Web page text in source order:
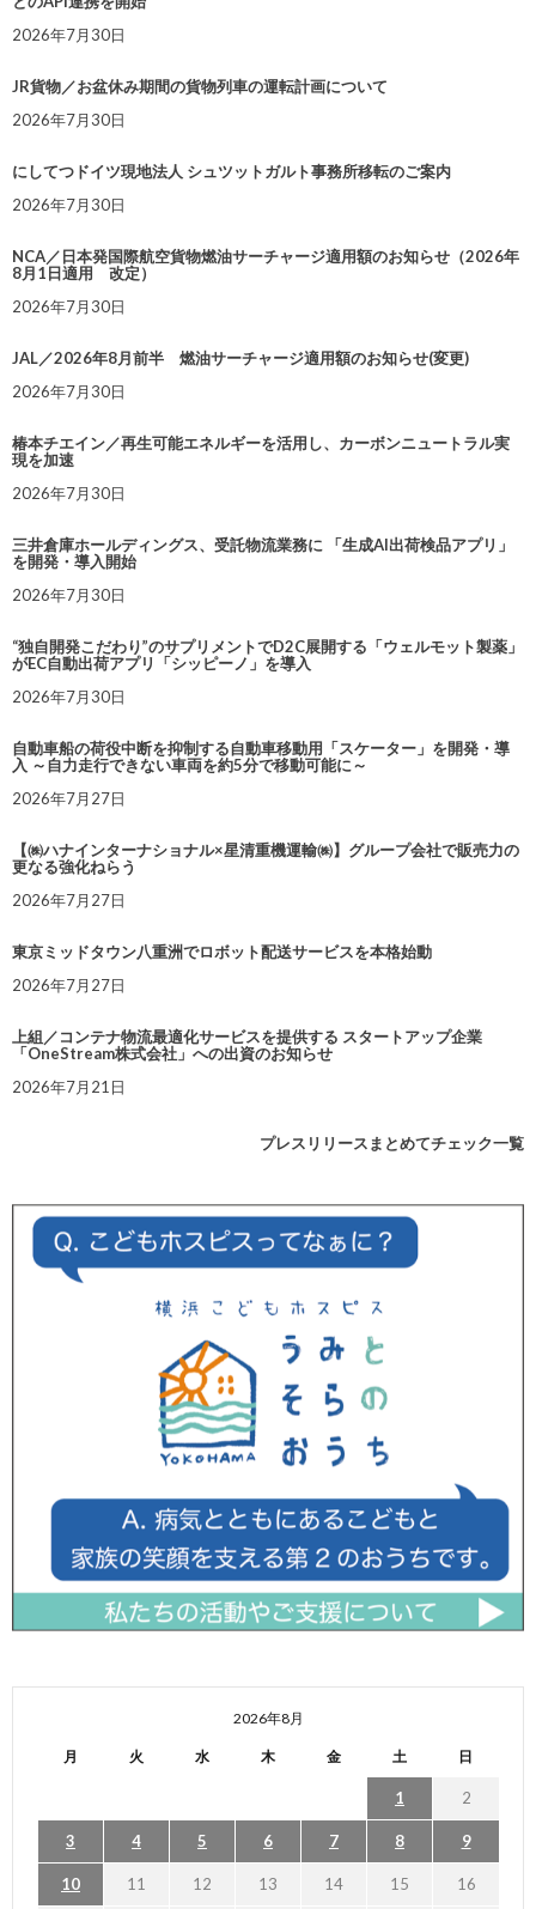
2026年7月30日
JR貨物／お盆休み期間の貨物列車の運転計画について
2026年7月30日
にしてつドイツ現地法人 シュツットガルト事務所移転のご案内
2026年7月30日
NCA／日本発国際航空貨物燃油サーチャージ適用額のお知らせ（2026年
8月1日適用 改定）
2026年7月30日
JAL／2026年8月前半 燃油サーチャージ適用額のお知らせ(変更)
2026年7月30日
椿本チエイン／再生可能エネルギーを活用し、カーボンニュートラル実
現を加速
2026年7月30日
三井倉庫ホールディングス、受託物流業務に 「生成AI出荷検品アプリ」
を開発・導入開始
2026年7月30日
“独自開発こだわり”のサプリメントでD2C展開する「ウェルモット製薬」
がEC自動出荷アプリ「シッピーノ」を導入
2026年7月30日
自動車船の荷役中断を抑制する自動車移動用「スケーター」を開発・導
入 ～自力走行できない車両を約5分で移動可能に～
2026年7月27日
【㈱ハナインターナショナル×星清重機運輸㈱】グループ会社で販売力の
更なる強化ねらう
2026年7月27日
東京ミッドタウン八重洲でロボット配送サービスを本格始動
2026年7月27日
上組／コンテナ物流最適化サービスを提供する スタートアップ企業
「OneStream株式会社」への出資のお知らせ
2026年7月21日
プレスリリースまとめてチェック一覧
2026年8月
月 火 水 木 金 土 日
1 2
3 4 5 6 7 8 9
10 11 12 13 14 15 16